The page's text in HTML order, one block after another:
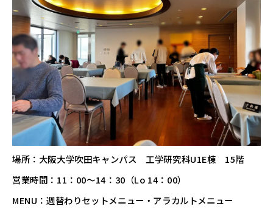
場所：大阪大学吹田キャンパス 工学研究科U1E棟 15階
営業時間：11：00～14：30（Lo 14：00）
MENU：週替わりセットメニュー・アラカルトメニュー